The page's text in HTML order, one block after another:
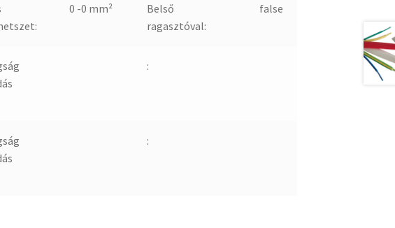
0 -0 mm²
Belső
ragasztóval:
false
:
: